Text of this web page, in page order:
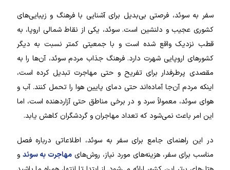
سفر به سوئد، فرصتی بی‌بدیل برای آشنایی با فرهنگ و زیبایی‌های
کشوری عجیب و دلنشین است. سوئد، یکی از نقاط شمالی اروپا، به
قطب نزدیک واقع شده است و با جمعیتی کمتر نسبت به دیگر
کشورهای اروپایی شهرت دارد.فرهنگ جذاب مردم سوئد، آن‌ها را به
مقصدی پرطرفدار برای تفریح و حتی مهاجرت تبدیل کرده است،
اینکه مردم آن‌جا آماده‌اند حتی دمای پایین هوا را تحمل کنند. آب و
هوای سوئد، معمولاً سرد و در برخی مناطق حتی آزاردهنده است، اما
این امر باعث نمی‌شود که تعداد مهاجران و گردشگران کاهش یابد.
در این راهنمای جامع برای سفر به سوئد، اطلاعاتی درباره فصل
مناسب برای سفر، هزینه‌های مورد نیاز، روش‌های مهاجرت به سوئد و